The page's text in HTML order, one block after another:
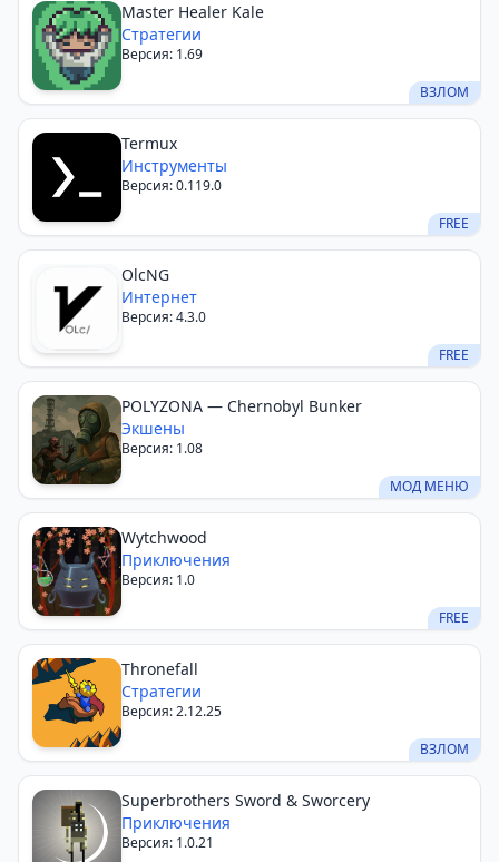
Master Healer Kale
Стратегии
Версия: 1.69
ВЗЛОМ
Termux
Инструменты
Версия: 0.119.0
FREE
OlcNG
Интернет
Версия: 4.3.0
FREE
POLYZONA — Chernobyl Bunker
Экшены
Версия: 1.08
МОД МЕНЮ
Wytchwood
Приключения
Версия: 1.0
FREE
Thronefall
Стратегии
Версия: 2.12.25
ВЗЛОМ
Superbrothers Sword & Sworcery
Приключения
Версия: 1.0.21